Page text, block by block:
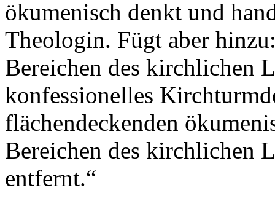
ökumenisch denkt und
Theologin. Fügt aber
Bereichen des kirchlichen
konfessionelles
flächendeckenden
Bereichen des kirchlichen
entfernt.“